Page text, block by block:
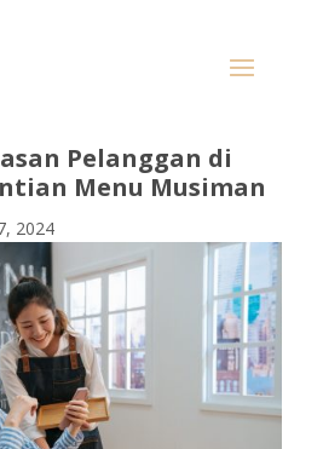
Pelanggan di
Menu Musiman
2024